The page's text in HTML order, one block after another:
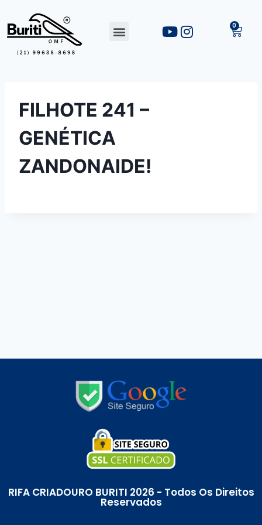
FILHOTE 241 –
GENÉTICA
ZANDONAIDE!
RIFA CRIADOURO BURITI 2026 - Todos Os Direitos
Reservados